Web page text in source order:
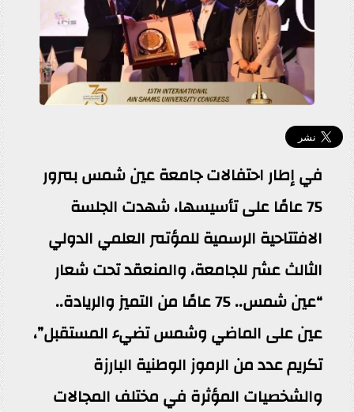
في إطار احتفالات جامعة عين شمس بمرور
75 عامًا على تأسيسها، شهدت الجلسة
الافتتاحية الرسمية للمؤتمر العلمي الدولي
الثالث عشر للجامعة، والمنعقد تحت شعار
“عين شمس.. 75 عامًا من التميز والريادة..
عين على الماضي وشمس تضيء المستقبل”،
تكريم عدد من الرموز الوطنية البارزة
والشخصيات المؤثرة في مختلف المجالات